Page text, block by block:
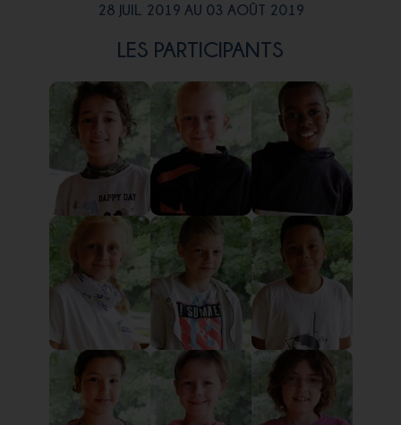
28 JUIL. 2019 AU 03 AOÛT 2019
LES PARTICIPANTS